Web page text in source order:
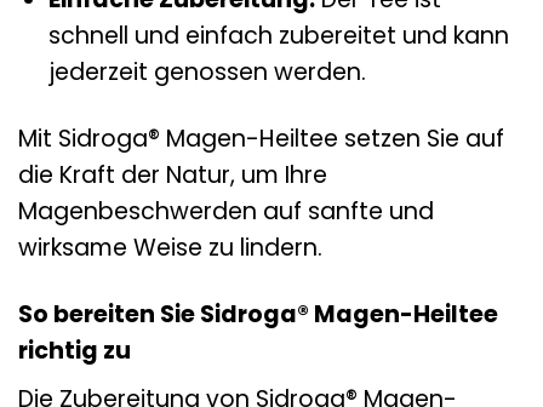
schnell und einfach zubereitet und kann
jederzeit genossen werden.
Mit Sidroga® Magen-Heiltee setzen Sie auf
die Kraft der Natur, um Ihre
Magenbeschwerden auf sanfte und
wirksame Weise zu lindern.
So bereiten Sie Sidroga® Magen-Heiltee
richtig zu
Die Zubereitung von Sidroga® Magen-